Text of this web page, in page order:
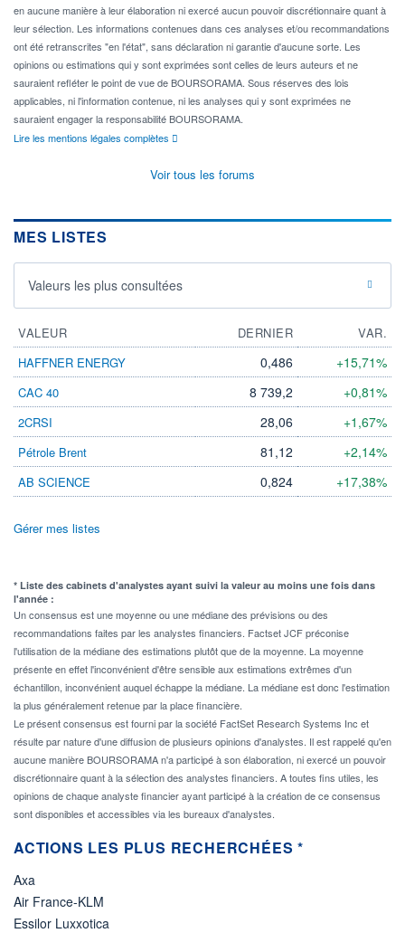
en aucune manière à leur élaboration ni exercé aucun pouvoir discrétionnaire quant à
leur sélection. Les informations contenues dans ces analyses et/ou recommandations
ont été retranscrites "en l'état", sans déclaration ni garantie d'aucune sorte. Les
opinions ou estimations qui y sont exprimées sont celles de leurs auteurs et ne
sauraient refléter le point de vue de BOURSORAMA. Sous réserves des lois
applicables, ni l'information contenue, ni les analyses qui y sont exprimées ne
sauraient engager la responsabilité BOURSORAMA.
Lire les mentions légales complètes
Voir tous les forums
MES LISTES
Valeurs les plus consultées
VALEUR DERNIER
VAR.
HAFFNER ENERGY
0,486 +15,71%
CAC 40 8 739,2 +0,81%
2CRSI 28,06 +1,67%
Pétrole Brent 81,12 +2,14%
AB SCIENCE 0,824 +17,38%
Gérer mes listes
* Liste des cabinets d'analystes ayant suivi la valeur au moins une fois dans
l'année :
Un consensus est une moyenne ou une médiane des prévisions ou des
recommandations faites par les analystes financiers. Factset JCF préconise
l'utilisation de la médiane des estimations plutôt que de la moyenne. La moyenne
présente en effet l'inconvénient d'être sensible aux estimations extrêmes d'un
échantillon, inconvénient auquel échappe la médiane. La médiane est donc l'estimation
la plus généralement retenue par la place financière.
Le présent consensus est fourni par la société FactSet Research Systems Inc et
résulte par nature d'une diffusion de plusieurs opinions d'analystes. Il est rappelé qu'en
aucune manière BOURSORAMA n'a participé à son élaboration, ni exercé un pouvoir
discrétionnaire quant à la sélection des analystes financiers. A toutes fins utiles, les
opinions de chaque analyste financier ayant participé à la création de ce consensus
sont disponibles et accessibles via les bureaux d'analystes.
ACTIONS LES PLUS RECHERCHÉES *
Axa
Air France-KLM
Essilor Luxxotica